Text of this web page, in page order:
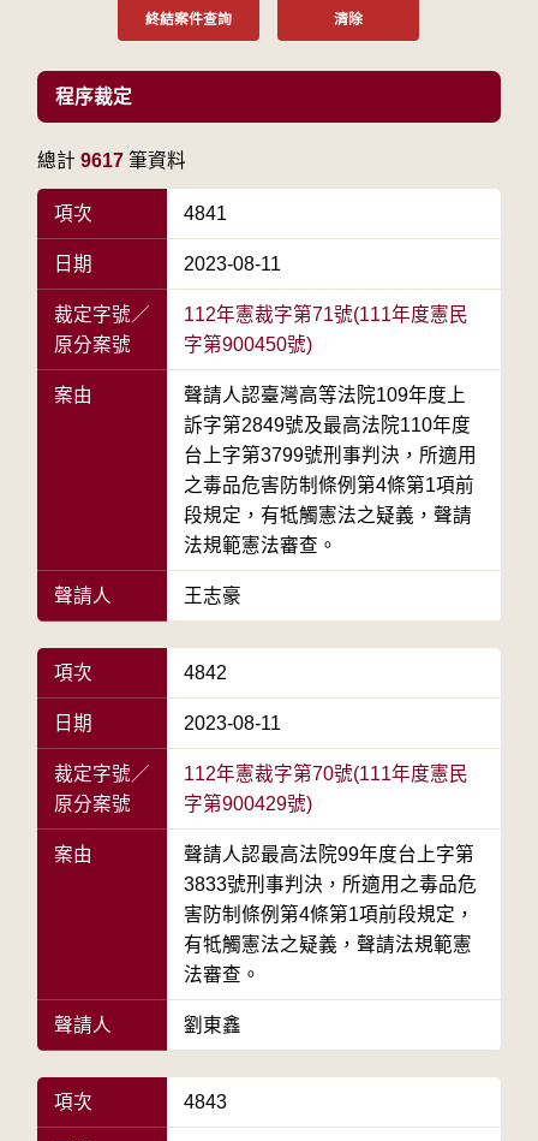
終結案件查詢 清除
程序裁定
總計 9617 筆資料
項次 4841
日期 2023-08-11
裁定字號／
原分案號
112年憲裁字第71號(111年度憲民
字第900450號)
案由
聲請人認臺灣高等法院109年度上
訴字第2849號及最高法院110年度
台上字第3799號刑事判決，所適用
之毒品危害防制條例第4條第1項前
段規定，有牴觸憲法之疑義，聲請
法規範憲法審查。
聲請人 王志豪
項次 4842
日期 2023-08-11
裁定字號／
原分案號
112年憲裁字第70號(111年度憲民
字第900429號)
案由
聲請人認最高法院99年度台上字第
3833號刑事判決，所適用之毒品危
害防制條例第4條第1項前段規定，
有牴觸憲法之疑義，聲請法規範憲
法審查。
聲請人 劉東鑫
項次 4843